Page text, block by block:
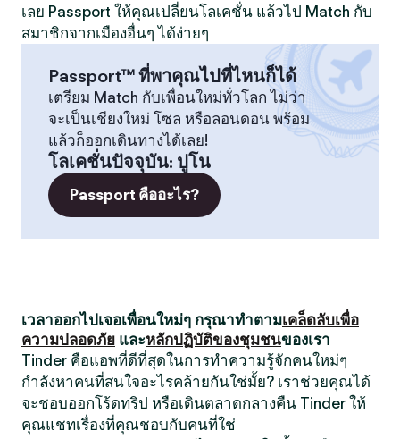
เลย Passport ให้คุณเปลี่ยนโลเคชั่น แล้วไป Match กับ
สมาชิกจากเมืองอื่นๆ ได้ง่ายๆ
Passport™ ที่พาคุณไปที่ไหนก็ได้
เตรียม Match กับเพื่อนใหม่ทั่วโลก ไม่ว่า
จะเป็นเชียงใหม่ โซล หรือลอนดอน พร้อม
แล้วก็ออกเดินทางได้เลย!
โลเคชั่นปัจจุบัน: ปูโน
Passport คืออะไร?
เวลาออกไปเจอเพื่อนใหม่ๆ กรุณาทำตามเคล็ดลับเพื่อ
ความปลอดภัย และหลักปฏิบัติของชุมชนของเรา
Tinder คือแอพที่ดีที่สุดในการทำความรู้จักคนใหม่ๆ
กำลังหาคนที่สนใจอะไรคล้ายกันใช่มั้ย? เราช่วยคุณได้
จะชอบออกโร้ดทริป หรือเดินตลาดกลางคืน Tinder ให้
คุณแชทเรื่องที่คุณชอบกับคนที่ใช่